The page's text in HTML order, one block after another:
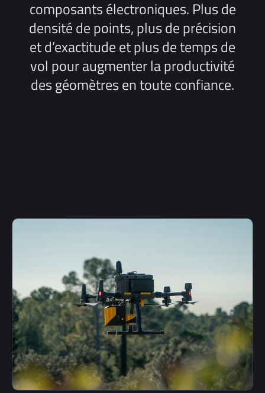
composants électroniques. Plus de
densité de points, plus de précision
et d’exactitude et plus de temps de
vol pour augmenter la productivité
des géomètres en toute confiance.